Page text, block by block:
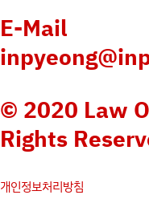
E-Mail
© 2020 Law
Rights
개인정보처리방침